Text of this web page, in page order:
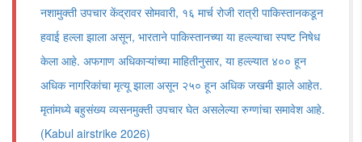
नशामुक्ती उपचार केंद्रावर सोमवारी, १६ मार्च रोजी रात्री पाकिस्तानकडून
हवाई हल्ला झाला असून, भारताने पाकिस्तानच्या या हल्ल्याचा स्पष्ट निषेध
केला आहे. अफगाण अधिकाऱ्यांच्या माहितीनुसार, या हल्ल्यात ४०० हून
अधिक नागरिकांचा मृत्यू झाला असून २५० हून अधिक जखमी झाले आहेत.
मृतांमध्ये बहुसंख्य व्यसनमुक्ती उपचार घेत असलेल्या रुग्णांचा समावेश आहे.
(Kabul airstrike 2026)